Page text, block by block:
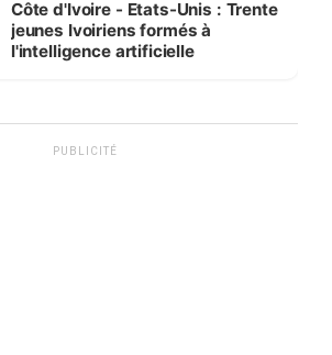
Côte d'Ivoire - Etats-Unis : Trente
jeunes Ivoiriens formés à
l'intelligence artificielle
PUBLICITÉ